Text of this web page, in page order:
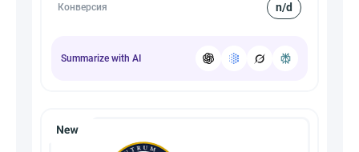
Конверсия n/d
Summarize with AI